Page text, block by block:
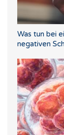
Was tun bei
negativen